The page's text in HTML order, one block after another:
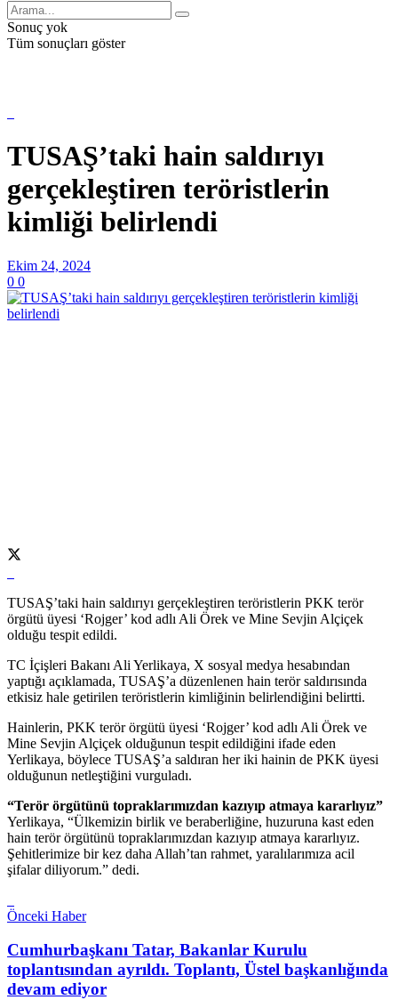
Sonuç yok
Tüm sonuçları göster
TUSAŞ’taki hain saldırıyı
gerçekleştiren teröristlerin
kimliği belirlendi
Ekim 24, 2024
0 0
TUSAŞ’taki hain saldırıyı gerçekleştiren teröristlerin PKK terör
örgütü üyesi ‘Rojger’ kod adlı Ali Örek ve Mine Sevjin Alçiçek
olduğu tespit edildi.
TC İçişleri Bakanı Ali Yerlikaya, X sosyal medya hesabından
yaptığı açıklamada, TUSAŞ’a düzenlenen hain terör saldırısında
etkisiz hale getirilen teröristlerin kimliğinin belirlendiğini belirtti.
Hainlerin, PKK terör örgütü üyesi ‘Rojger’ kod adlı Ali Örek ve
Mine Sevjin Alçiçek olduğunun tespit edildiğini ifade eden
Yerlikaya, böylece TUSAŞ’a saldıran her iki hainin de PKK üyesi
olduğunun netleştiğini vurguladı.
“Terör örgütünü topraklarımızdan kazıyıp atmaya kararlıyız”
Yerlikaya, “Ülkemizin birlik ve beraberliğine, huzuruna kast eden
hain terör örgütünü topraklarımızdan kazıyıp atmaya kararlıyız.
Şehitlerimize bir kez daha Allah’tan rahmet, yaralılarımıza acil
şifalar diliyorum.” dedi.
Önceki Haber
Cumhurbaşkanı Tatar, Bakanlar Kurulu
toplantısından ayrıldı. Toplantı, Üstel başkanlığında
devam ediyor